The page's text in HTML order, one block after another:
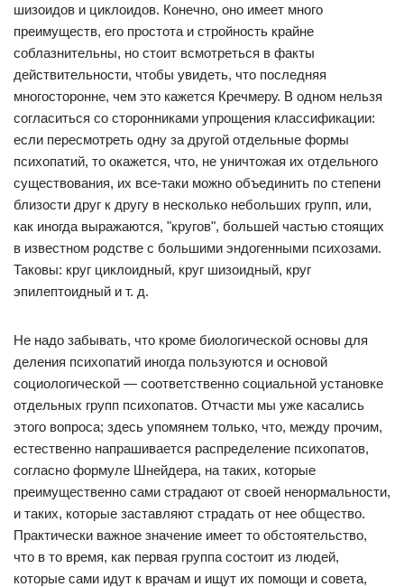
шизоидов и циклоидов. Конечно, оно имеет много
преимуществ, его простота и стройность крайне
соблазнительны, но стоит всмотреться в факты
действительности, чтобы увидеть, что последняя
многосторонне, чем это кажется Кречмеру. В одном нельзя
согласиться со сторонниками упрощения классификации:
если пересмотреть одну за другой отдельные формы
психопатий, то окажется, что, не уничтожая их отдельного
существования, их все-таки можно объединить по степени
близости друг к другу в несколько небольших групп, или,
как иногда выражаются, "кругов", большей частью стоящих
в известном родстве с большими эндогенными психозами.
Таковы: круг циклоидный, круг шизоидный, круг
эпилептоидный и т. д.
Не надо забывать, что кроме биологической основы для
деления психопатий иногда пользуются и основой
социологической — соответственно социальной установке
отдельных групп психопатов. Отчасти мы уже касались
этого вопроса; здесь упомянем только, что, между прочим,
естественно напрашивается распределение психопатов,
согласно формуле Шнейдера, на таких, которые
преимущественно сами страдают от своей ненормальности,
и таких, которые заставляют страдать от нее общество.
Практически важное значение имеет то обстоятельство,
что в то время, как первая группа состоит из людей,
которые сами идут к врачам и ищут их помощи и совета,